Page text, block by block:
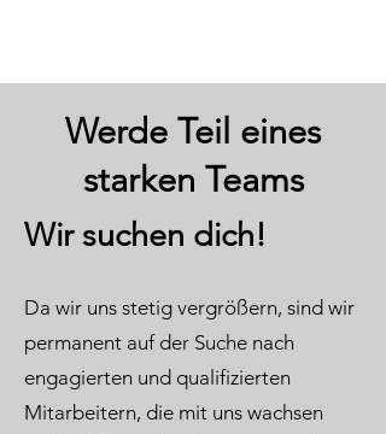
Werde Teil eines
starken Teams
Wir suchen dich!
Da wir uns stetig vergrößern, sind wir
permanent auf der Suche nach
engagierten und qualifizierten
Mitarbeitern, die mit uns wachsen